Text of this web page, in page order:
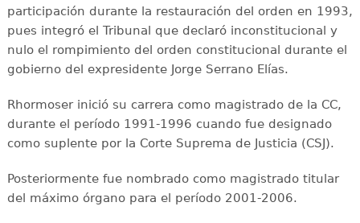
participación durante la restauración del orden en 1993,
pues integró el Tribunal que declaró inconstitucional y
nulo el rompimiento del orden constitucional durante el
gobierno del expresidente Jorge Serrano Elías.
Rhormoser inició su carrera como magistrado de la CC,
durante el período 1991-1996 cuando fue designado
como suplente por la Corte Suprema de Justicia (CSJ).
Posteriormente fue nombrado como magistrado titular
del máximo órgano para el período 2001-2006.